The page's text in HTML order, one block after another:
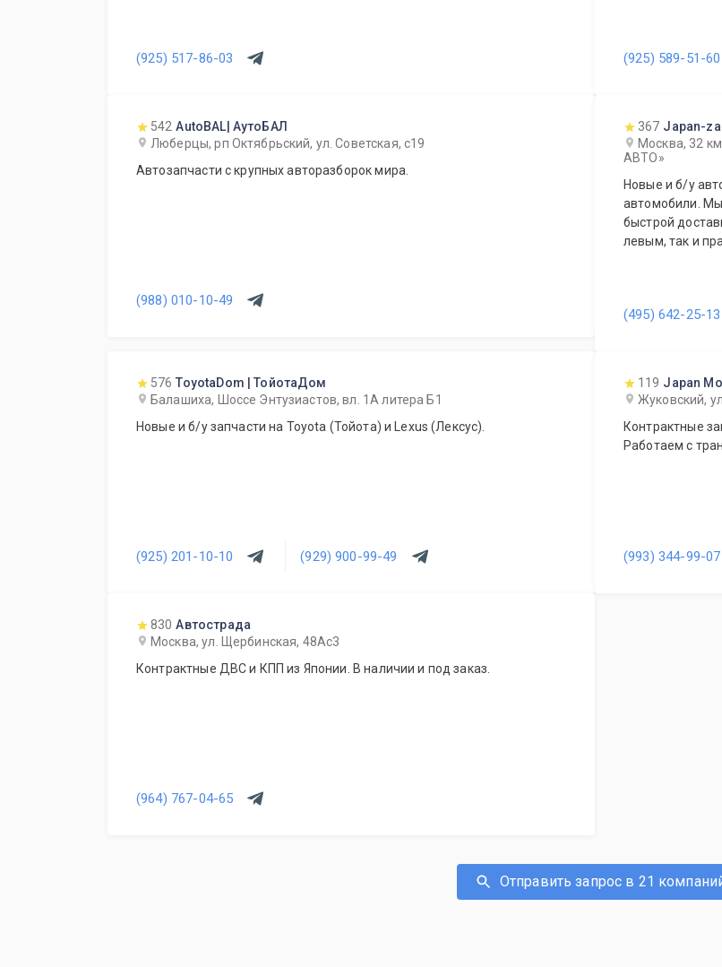
(925) 517-86-03 (925) 589-51-60
542 AutoBAL| АутоБАЛ
Люберцы, рп Октябрьский, ул. Советская, с19
Автозапчасти с крупных авторазборок мира.
(988) 010-10-49
367 Japan-
Москва, 32
АВТО»
Новые и б/у
автомобили. Мы предлагаем возможность оперативного заказа и
быстрой
левым, так и
(495) 642-25-13
576 ToyotaDom | ТойотаДом
Балашиха, Шоссе Энтузиастов, вл. 1А литера Б1
Новые и б/у запчасти на Toyota (Тойота) и Lexus (Лексус).
(925) 201-10-10 (929) 900-99-49
119 Japan
Жуковский,
Контрактные
Работаем с
(993) 344-99-07
830 Автострада
Москва, ул. Щербинская, 48Ас3
Контрактные ДВС и КПП из Японии. В наличии и под заказ.
(964) 767-04-65
Отправить запрос в 21